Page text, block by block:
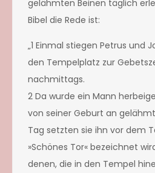
gelähmten Beinen täglich
Bibel die Rede ist:
„1 Einmal stiegen Petrus und
den Tempelplatz zur
nachmittags.
2 Da wurde ein Mann
von seiner Geburt an
Tag setzten sie ihn vor dem
»Schönes Tor« bezeichnet
denen, die in den Tempel